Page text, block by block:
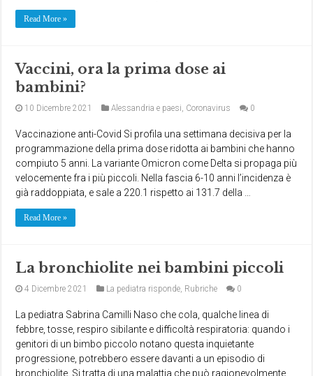
Read More »
Vaccini, ora la prima dose ai
bambini?
10 Dicembre 2021 Alessandria e paesi, Coronavirus 0
Vaccinazione anti-Covid Si profila una settimana decisiva per la
programmazione della prima dose ridotta ai bambini che hanno
compiuto 5 anni. La variante Omicron come Delta si propaga più
velocemente fra i più piccoli. Nella fascia 6-10 anni l’incidenza è
già raddoppiata, e sale a 220.1 rispetto ai 131.7 della …
Read More »
La bronchiolite nei bambini piccoli
4 Dicembre 2021 La pediatra risponde, Rubriche 0
La pediatra Sabrina Camilli Naso che cola, qualche linea di
febbre, tosse, respiro sibilante e difficoltà respiratoria: quando i
genitori di un bimbo piccolo notano questa inquietante
progressione, potrebbero essere davanti a un episodio di
bronchiolite. Si tratta di una malattia che può ragionevolmente